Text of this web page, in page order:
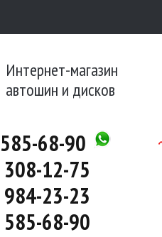
Интернет-магазин
автошин и дисков
585-68-90
308-12-75
984-23-23
585-68-90